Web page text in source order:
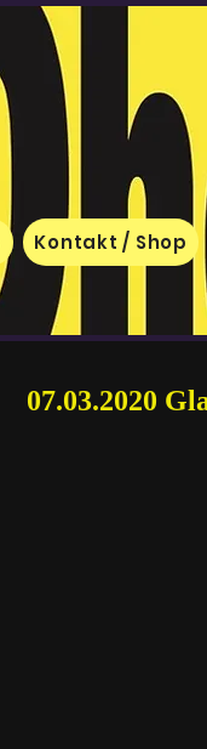
Kontakt / Shop
07.03.2020